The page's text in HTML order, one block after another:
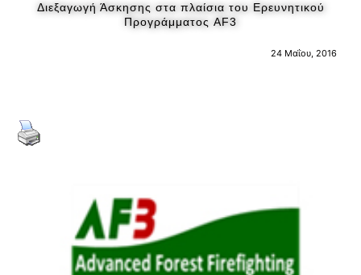
Διεξαγωγή Άσκησης στα πλαίσια του Ερευνητικού
Προγράμματος AF3
24 Μαΐου, 2016